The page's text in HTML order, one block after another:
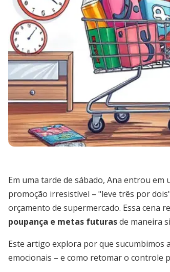
Em uma tarde de sábado, Ana entrou
promoção irresistível – "leve três por
orçamento de supermercado. Essa cena
poupança e metas futurasde maneira
Este artigo explora por que sucumbimos
emocionais – e como retomar o controle